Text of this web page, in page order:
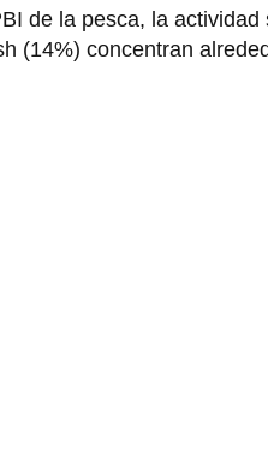
de la pesca, la
(14%) concentran